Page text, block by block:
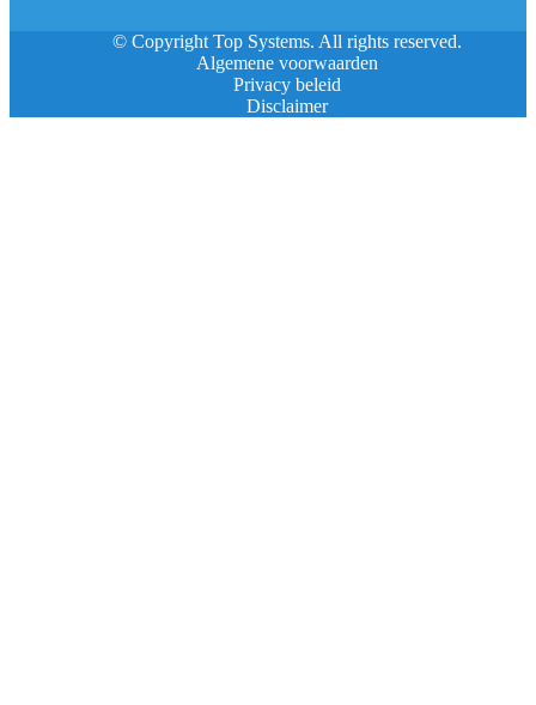
© Copyright Top Systems. All rights reserved.
Algemene voorwaarden
Privacy beleid
Disclaimer